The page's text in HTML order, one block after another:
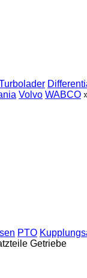
Volvo WABCO
PTO
Getriebe